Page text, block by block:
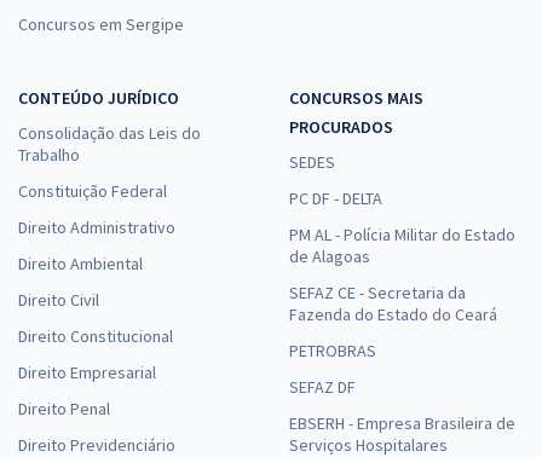
Concursos em Sergipe
CONTEÚDO JURÍDICO
Consolidação das Leis do
Trabalho
Constituição Federal
Direito Administrativo
Direito Ambiental
Direito Civil
Direito Constitucional
Direito Empresarial
Direito Penal
Direito Previdenciário
CONCURSOS MAIS
PROCURADOS
SEDES
PC DF - DELTA
PM AL - Polícia Militar do Estado
de Alagoas
SEFAZ CE - Secretaria da
Fazenda do Estado do Ceará
PETROBRAS
SEFAZ DF
EBSERH - Empresa Brasileira de
Serviços Hospitalares